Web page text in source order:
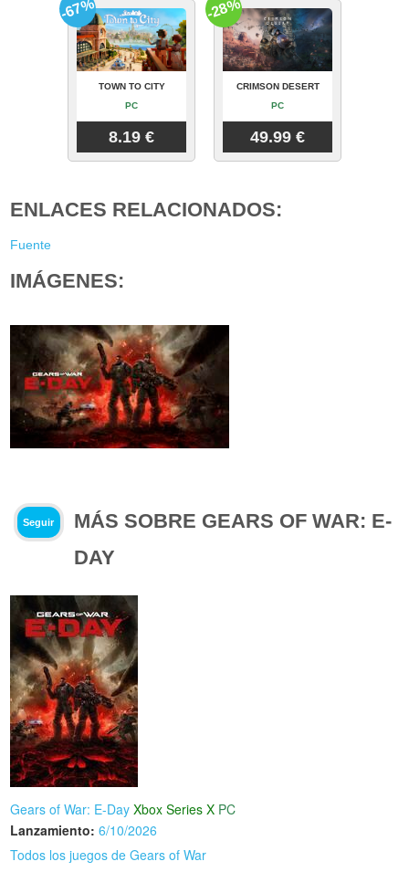
TOWN TO CITY
PC
8.19 €
-67%
CRIMSON DESERT
PC
49.99 €
-28%
ENLACES RELACIONADOS:
Fuente
IMÁGENES:
Seguir
MÁS SOBRE GEARS OF WAR: E-
DAY
Gears of War: E-Day Xbox Series X PC
Lanzamiento: 6/10/2026
Todos los juegos de Gears of War